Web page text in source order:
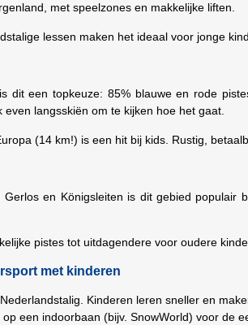
met speelzones en makkelijke liften.
lessen maken het ideaal voor jonge
dit een topkeuze: 85% blauwe en rode
langsskiën om te kijken hoe het gaat.
(14 km!) is een hit bij kids. Rustig,
en Königsleiten is dit gebied populair
pistes tot uitdagendere voor oudere
met kinderen
Kinderen leren sneller en
een indoorbaan (bijv. SnowWorld) voor de